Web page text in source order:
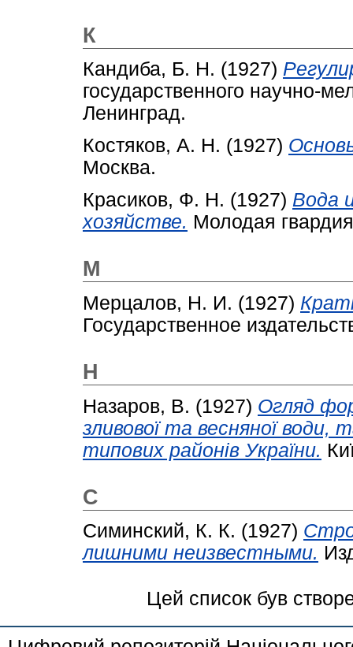
К
Кандиба, Б. Н. (1927)
государственного научно-
Ленинград.
Костяков, А. Н. (1927)
Москва.
Красиков, Ф. Н. (1927) Вода
хозяйстве. Молодая
М
Мерцалов, Н. И. (1927)
Государственное
Н
Назаров, В. (1927) Огляд
зливової та весняної води,
типових районів України.
С
Симинский, К. К. (1927)
лишними неизвестными.
Цей список був